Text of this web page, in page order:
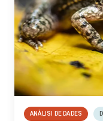
ANÀLISI DE DADES